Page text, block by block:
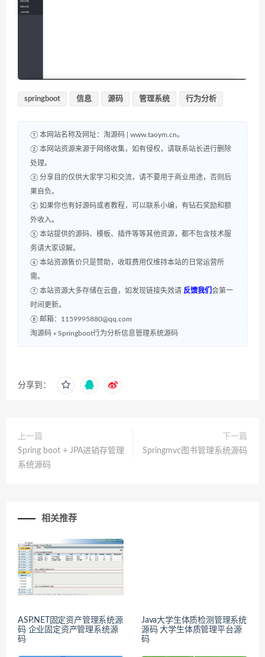
springboot 信息 源码 管理系统 行为分析
① 本网站名称及网址：淘源码 | www.taoym.cn。
② 本网站资源来源于网络收集，如有侵权，请联系站长进行删除
处理。
③ 分享目的仅供大家学习和交流，请不要用于商业用途，否则后
果自负。
④ 如果你也有好源码或者教程，可以联系小编，有钻石奖励和额
外收入。
⑤ 本站提供的源码、模板、插件等等其他资源，都不包含技术服
务请大家谅解。
⑥ 本站资源售价只是赞助，收取费用仅维持本站的日常运营所
需。
⑦ 本站资源大多存储在云盘，如发现链接失效请 反馈我们 会第一
时间更新。
⑧ 邮箱：1159995880@qq.com
淘源码 » Springboot行为分析信息管理系统源码
分享到：
上一篇
Spring boot + JPA进销存管理
系统源码
下一篇
Springmvc图书管理系统源码
相关推荐
ASP.NET固定资产管理系统源
码 企业固定资产管理系统源
码
Java大学生体质检测管理系统
源码 大学生体质管理平台源
码